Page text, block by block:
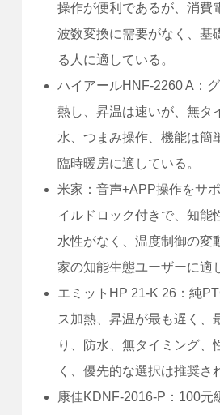
操作が便利であるが、消費
波数変換に需要がなく、基
る人に適している。
ハイアールHNF-2260 A：
熱し、昇温は速いが、無タ
水、つまみ操作、機能は簡
臨時暖房に適している。
米家：音声+APP操作をサ
イルドロック付きで、知能
水性がなく、温度制御の変
家の知能生態ユーザーに適
エミットHP 21-K 26：純
ス加熱、昇温が最も遅く、
り、防水、無タイミング、
く、優先的な選択は推奨さ
康佳KDNF-2016-P：100元